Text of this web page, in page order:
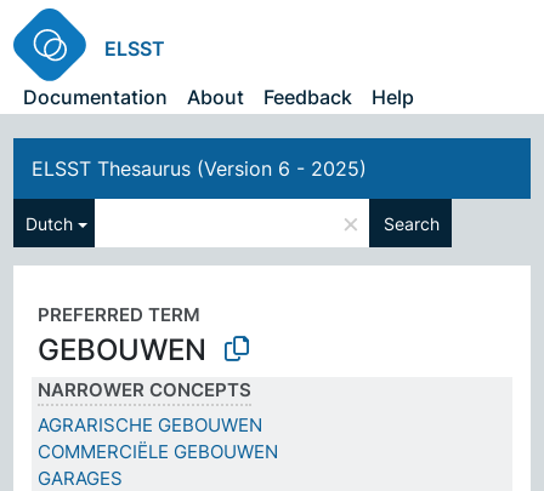
ELSST
Documentation
About Feedback Help
ELSST Thesaurus (Version 6 - 2025)
Dutch × Search
PREFERRED TERM
GEBOUWEN
NARROWER CONCEPTS
AGRARISCHE GEBOUWEN
COMMERCIËLE GEBOUWEN
GARAGES